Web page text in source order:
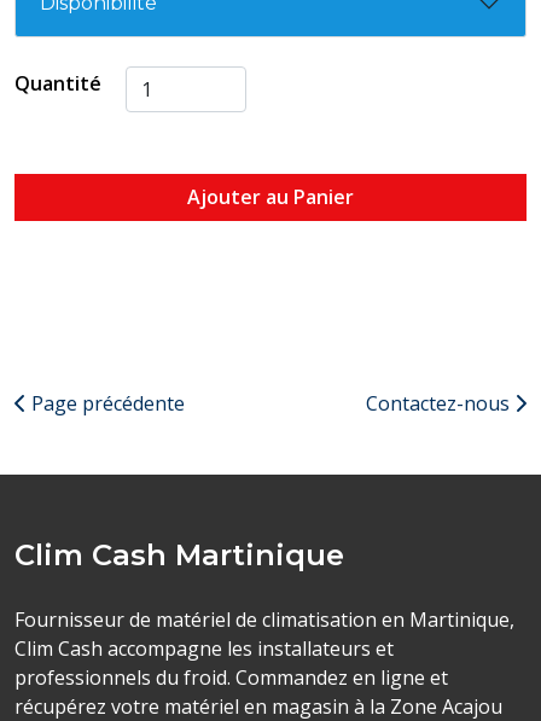
Quantité
Ajouter au Panier
Page précédente Contactez-nous
Clim Cash Martinique
Fournisseur de matériel de climatisation en Martinique,
Clim Cash accompagne les installateurs et
professionnels du froid. Commandez en ligne et
récupérez votre matériel en magasin à la Zone Acajou